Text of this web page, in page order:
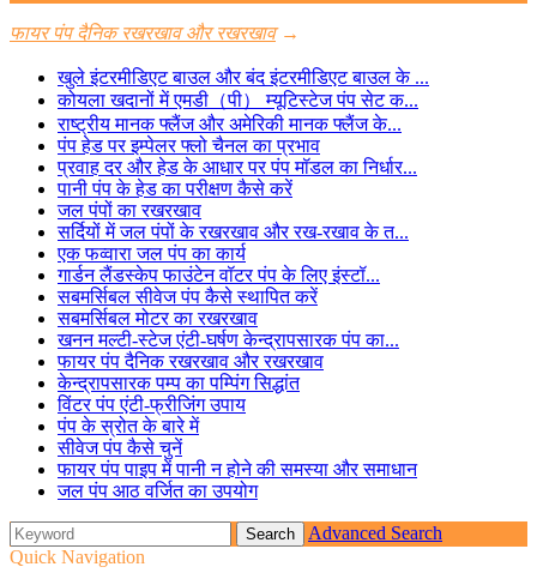
फायर पंप दैनिक रखरखाव और रखरखाव →
खुले इंटरमीडिएट बाउल और बंद इंटरमीडिएट बाउल के ...
कोयला खदानों में एमडी（पी） म्यूटिस्टेज पंप सेट क...
राष्ट्रीय मानक फ्लैंज और अमेरिकी मानक फ्लैंज के...
पंप हेड पर इम्पेलर फ्लो चैनल का प्रभाव
प्रवाह दर और हेड के आधार पर पंप मॉडल का निर्धार...
पानी पंप के हेड का परीक्षण कैसे करें
जल पंपों का रखरखाव
सर्दियों में जल पंपों के रखरखाव और रख-रखाव के त...
एक फव्वारा जल पंप का कार्य
गार्डन लैंडस्केप फाउंटेन वॉटर पंप के लिए इंस्टॉ...
सबमर्सिबल सीवेज पंप कैसे स्थापित करें
सबमर्सिबल मोटर का रखरखाव
खनन मल्टी-स्टेज एंटी-घर्षण केन्द्रापसारक पंप का...
फायर पंप दैनिक रखरखाव और रखरखाव
केन्द्रापसारक पम्प का पम्पिंग सिद्धांत
विंटर पंप एंटी-फ्रीजिंग उपाय
पंप के स्रोत के बारे में
सीवेज पंप कैसे चुनें
फायर पंप पाइप में पानी न होने की समस्या और समाधान
जल पंप आठ वर्जित का उपयोग
Advanced Search
Quick Navigation